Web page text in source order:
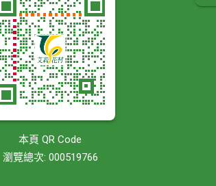
本頁 QR Code
瀏覽總次: 000519766